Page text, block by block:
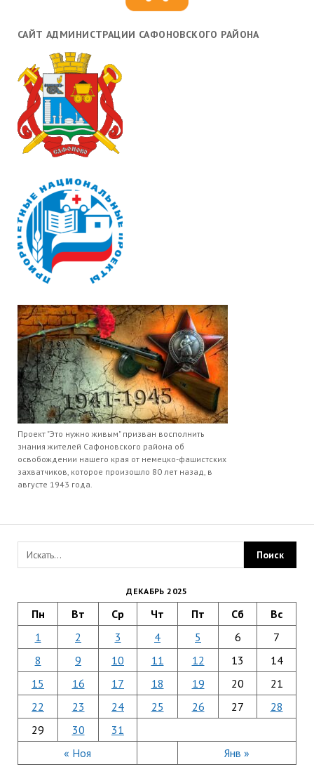
САЙТ АДМИНИСТРАЦИИ САФОНОВСКОГО РАЙОНА
Проект "Это нужно живым" призван восполнить
знания жителей Сафоновского района об
освобождении нашего края от немецко-фашистских
захватчиков, которое произошло 80 лет назад, в
августе 1943 года.
ДЕКАБРЬ 2025
Пн Вт Ср Чт Пт Сб Вс
« Ноя Янв »
1 2 3 4 5 6
7
8
9 10 11 12 13
14
15
16 17 18 19 20
21
22
23 24 25 26 27
28
29
30 31